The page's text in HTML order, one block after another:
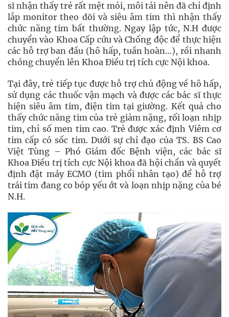
sĩ nhận thấy trẻ rất mệt mỏi, môi tái nên đã chỉ định
lắp monitor theo dõi và siêu âm tim thì nhận thấy
chức năng tim bất thường. Ngay lập tức, N.H được
chuyển vào Khoa Cấp cứu và Chống độc để thực hiện
các hỗ trợ ban đầu (hô hấp, tuần hoàn…), rồi nhanh
chóng chuyển lên Khoa Điều trị tích cực Nội khoa.
Tại đây, trẻ tiếp tục được hỗ trợ chủ động về hô hấp,
sử dụng các thuốc vận mạch và được các bác sĩ thực
hiện siêu âm tim, điện tim tại giường. Kết quả cho
thấy chức năng tim của trẻ giảm nặng, rối loạn nhịp
tim, chỉ số men tim cao. Trẻ được xác định Viêm cơ
tim cấp có sốc tim. Dưới sự chỉ đạo của TS. BS Cao
Việt Tùng – Phó Giám đốc Bệnh viện, các bác sĩ
Khoa Điều trị tích cực Nội khoa đã hội chẩn và quyết
định đặt máy ECMO (tim phổi nhân tạo) để hỗ trợ
trái tim đang co bóp yếu ớt và loạn nhịp nặng của bé
N.H.